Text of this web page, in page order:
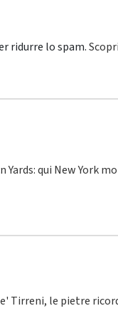
ridurre lo spam.
Yards: qui New York
Tirreni, le pietre